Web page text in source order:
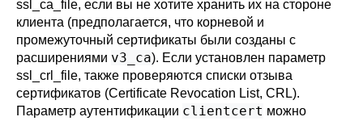
ssl_ca_file, если вы не хотите хранить их на стороне
клиента (предполагается, что корневой и
промежуточный сертификаты были созданы с
расширениями v3_ca). Если установлен параметр
ssl_crl_file, также проверяются списки отзыва
сертификатов (Certificate Revocation List, CRL).
Параметр аутентификации clientcert можно